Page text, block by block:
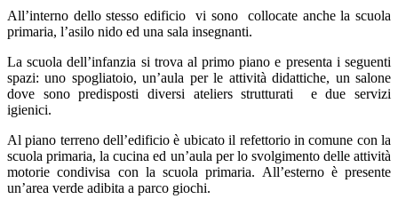
All’interno dello stesso edificio
vi sono
collocate anche la scuola
primaria, l’asilo nido ed una sala insegnanti.
La scuola dell’infanzia si trova al primo piano e presenta i seguenti
spazi: uno spogliatoio, un’aula per le attività didattiche, un salone
dove sono predisposti diversi ateliers strutturati
e due servizi
igienici.
Al piano terreno dell’edificio è ubicato il refettorio in comune con la
scuola primaria, la cucina ed un’aula per lo svolgimento delle attività
motorie condivisa con la scuola primaria. All’esterno è presente
un’area verde adibita a parco giochi.